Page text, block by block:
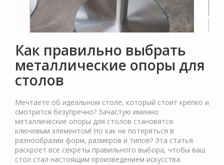
Как правильно выбрать
металлические опоры для
столов
Мечтаете об идеальном столе, который стоит крепко и
смотрится безупречно? Зачастую именно
металлические опоры для столов становятся
ключевым элементом! Но как не потеряться в
разнообразии форм, размеров и типов? Эта статья
раскроет все секреты правильного выбора, чтобы ваш
стол стал настоящим произведением искусства.